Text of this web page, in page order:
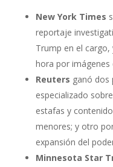
New York Times
reportaje
Trump en el
hora por imágenes
Reuters ganó dos
especializado
estafas y
menores; y otro
expansión del
Minnesota Star